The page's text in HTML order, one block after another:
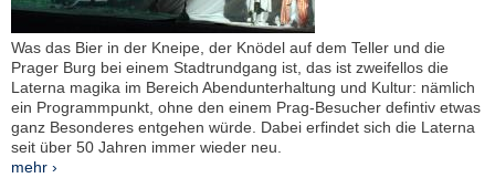
Was das Bier in der Kneipe, der Knödel auf dem Teller und die
Prager Burg bei einem Stadtrundgang ist, das ist zweifellos die
Laterna magika im Bereich Abendunterhaltung und Kultur: nämlich
ein Programmpunkt, ohne den einem Prag-Besucher defintiv etwas
ganz Besonderes entgehen würde. Dabei erfindet sich die Laterna
seit über 50 Jahren immer wieder neu.
mehr ›